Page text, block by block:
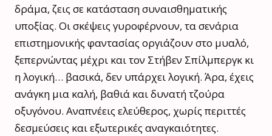
δράμα, ζεις σε κατάσταση συναισθηματικής
υποξίας. Οι σκέψεις γυροφέρνουν, τα σενάρια
επιστημονικής φαντασίας οργιάζουν στο μυαλό,
ξεπερνώντας μέχρι και τον Στήβεν Σπίλμπεργκ κι
η λογική… βασικά, δεν υπάρχει λογική. Άρα, έχεις
ανάγκη μια καλή, βαθιά και δυνατή τζούρα
οξυγόνου. Αναπνέεις ελεύθερος, χωρίς περιττές
δεσμεύσεις και εξωτερικές αναγκαιότητες.